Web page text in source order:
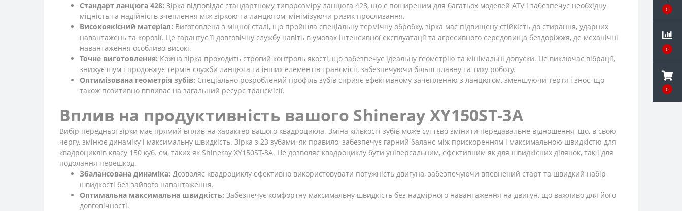
0
0
0
Стандарт ланцюга 428: Зірка відповідає стандартному типорозміру ланцюга 428, що є поширеним для багатьох моделей ATV і забезпечує необхідну
міцність та надійність зчеплення між зіркою та ланцюгом, мінімізуючи ризик прослизання.
Високоякісний матеріал: Виготовлена з міцної сталі, що пройшла спеціальну термічну обробку, зірка має підвищену стійкість до стирання, ударних
навантажень та корозії. Це гарантує її довговічну службу навіть в умовах інтенсивної експлуатації та агресивного середовища бездоріжжя, де механічні
навантаження особливо високі.
Точне виготовлення: Кожна зірка проходить строгий контроль якості, що забезпечує ідеальну геометрію та мінімальні допуски. Це виключає вібрації,
знижує шум і продовжує термін служби ланцюга та інших елементів трансмісії, забезпечуючи більш плавну та тиху роботу.
Оптимізована геометрія зубів: Спеціально розроблений профіль зубів сприяє ефективному зачепленню з ланцюгом, зменшуючи тертя і знос, що
також позитивно впливає на загальний ресурс трансмісії.
Вплив на продуктивність вашого Shineray XY150ST-3A
Вибір передньої зірки має прямий вплив на характер вашого квадроцикла. Зміна кількості зубів може суттєво змінити передавальне відношення, що, в свою
чергу, змінює динаміку і максимальну швидкість. Зірка з 23 зубами, як правило, забезпечує гарний баланс між прискоренням і максимальною швидкістю для
квадроциклів класу 150 куб. см, таких як Shineray XY150ST-3A. Це дозволяє квадроциклу бути універсальним, ефективним як для швидкісних ділянок, так і для
подолання перешкод.
Збалансована динаміка: Дозволяє квадроциклу ефективно використовувати потужність двигуна, забезпечуючи впевнений старт та швидкий набір
швидкості без зайвого навантаження.
Оптимальна максимальна швидкість: Забезпечує комфортну максимальну швидкість без надмірного навантаження на двигун, що важливо для його
довговічності.